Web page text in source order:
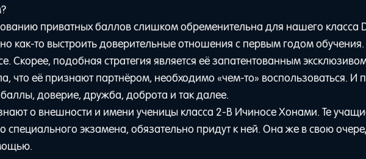
приватных баллов слишком обременительна для нашего класса
как-то выстроить доверительные отношения с первым годом
Скорее, подобная стратегия является её запатентованным
что её признают партнёром, необходимо «чем-то» воспользоваться. И
доверие, дружба, доброта и так далее.
о внешности и имени ученицы класса 2-В Ичиносе Хонами. Те
специального экзамена, обязательно придут к ней. Она же в свою